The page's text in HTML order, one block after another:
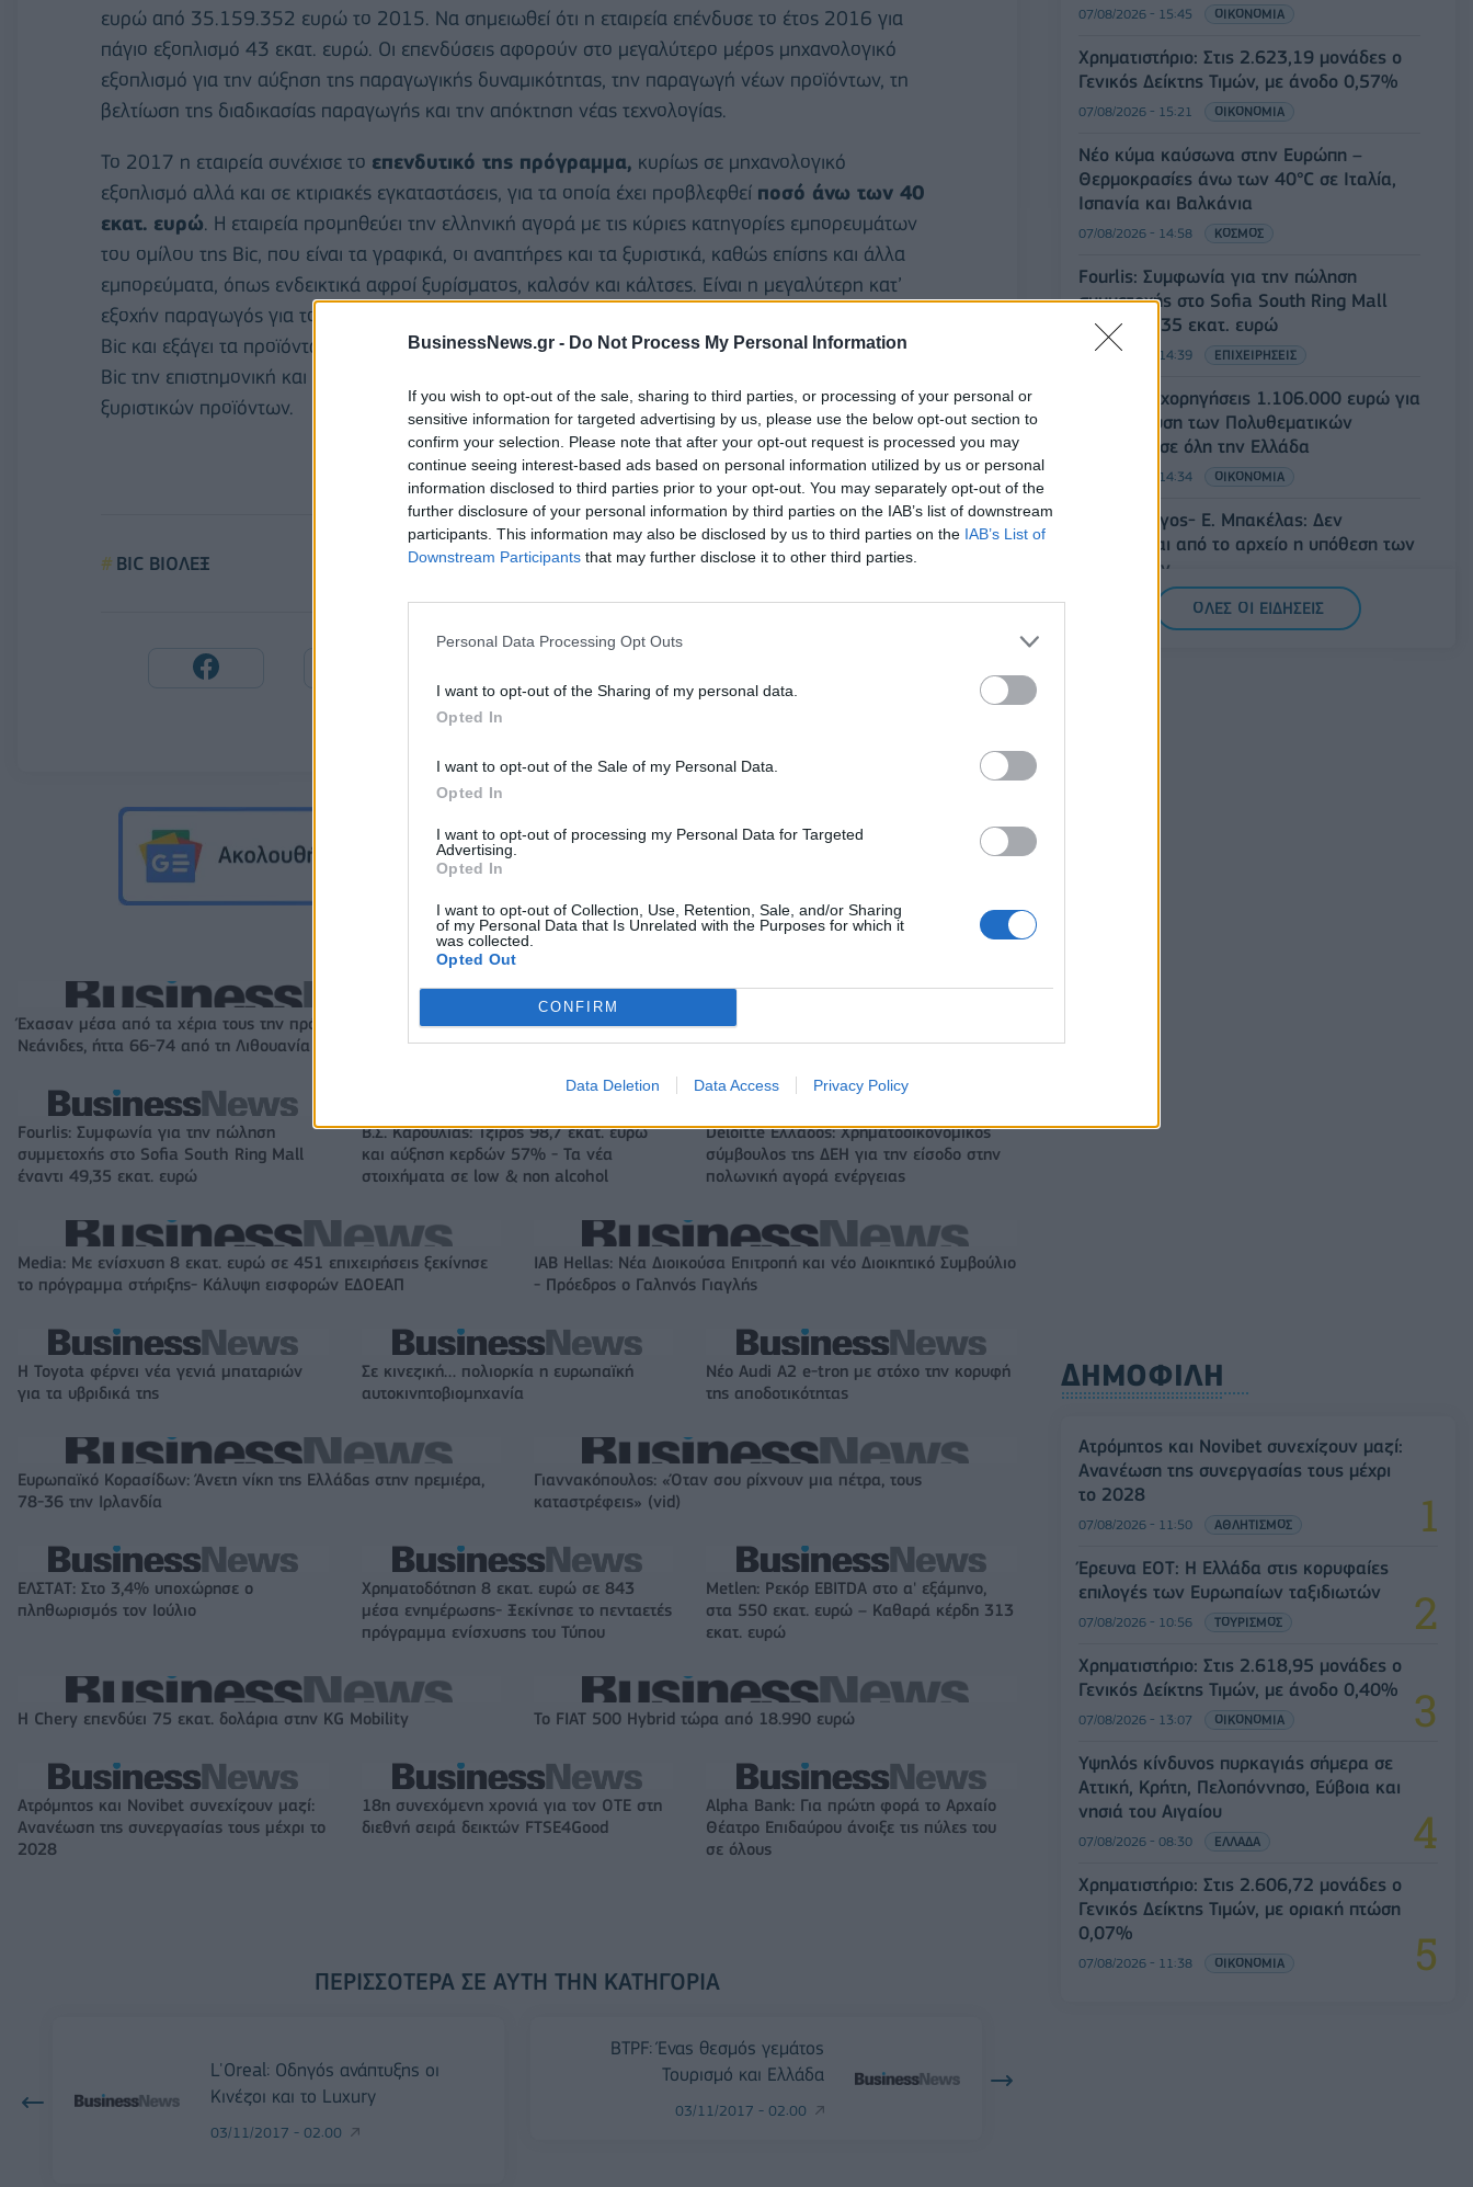
BusinessNews.gr - Do Not Process My Personal Information
If you wish to opt-out of the sale, sharing to third parties, or processing of your personal or
sensitive information for targeted advertising by us, please use the below opt-out section to
confirm your selection. Please note that after your opt-out request is processed you may
continue seeing interest-based ads based on personal information utilized by us or personal
information disclosed to third parties prior to your opt-out. You may separately opt-out of the
further disclosure of your personal information by third parties on the IAB’s list of downstream
participants. This information may also be disclosed by us to third parties on the IAB’s List of
Downstream Participants that may further disclose it to other third parties.
Personal Data Processing Opt Outs
I want to opt-out of the Sharing of my personal data.
Opted In
I want to opt-out of the Sale of my Personal Data.
Opted In
I want to opt-out of processing my Personal Data for Targeted
Advertising.
Opted In
I want to opt-out of Collection, Use, Retention, Sale, and/or Sharing
of my Personal Data that Is Unrelated with the Purposes for which it
was collected.
Opted Out
CONFIRM
Data Deletion Data Access Privacy Policy
ευρώ από 35.159.352 ευρώ το 2015. Να σημειωθεί ότι η εταιρεία επένδυσε το έτος 2016 για
πάγιο εξοπλισμό 43 εκατ. ευρώ. Οι επενδύσεις αφορούν στο μεγαλύτερο μέρος μηχανολογικό
εξοπλισμό για την αύξηση της παραγωγικής δυναμικότητας, την παραγωγή νέων προϊόντων, τη
βελτίωση της διαδικασίας παραγωγής και την απόκτηση νέας τεχνολογίας.
Το 2017 η εταιρεία συνέχισε το επενδυτικό της πρόγραμμα, κυρίως σε μηχανολογικό
εξοπλισμό αλλά και σε κτιριακές εγκαταστάσεις, για τα οποία έχει προβλεφθεί ποσό άνω των 40
εκατ. ευρώ. Η εταιρεία προμηθεύει την ελληνική αγορά με τις κύριες κατηγορίες εμπορευμάτων
του ομίλου της Bic, που είναι τα γραφικά, οι αναπτήρες και τα ξυριστικά, καθώς επίσης και άλλα
εμπορεύματα, όπως ενδεικτικά αφροί ξυρίσματος, καλσόν και κάλτσες. Είναι η μεγαλύτερη κατ’
εξοχήν παραγωγός για τον κλάδο των ξυριστικών (λεπίδες και συσκευές ξυρίσματος) του Ομίλου
Bic και εξάγει τα προϊόντα της από το εργοστάσιο των Αθηνών. Η εταιρεία διεξάγει για τον όμιλο
Bic την επιστημονική και τεχνολογική έρευνα καθώς και το σχεδιασμό και την ανάπτυξη των νέων
ξυριστικών προϊόντων.
BIC ΒΙΟΛΕΞ
Έχασαν μέσα από τα χέρια τους την πρόκριση στους «4» οι
Νεάνιδες, ήττα 66-74 από τη Λιθουανία στην παράταση
Ο Ένες Καντέρ θέλει να δηλώσει συμμετοχή στο ντραφτ του
WNBA!
Fourlis: Συμφωνία για την πώληση
συμμετοχής στο Sofia South Ring Mall
έναντι 49,35 εκατ. ευρώ
Β.Σ. Καρούλιας: Τζίρος 98,7 εκατ. ευρώ
και αύξηση κερδών 57% - Τα νέα
στοιχήματα σε low & non alcohol
Deloitte Ελλάδος: Χρηματοοικονομικός
σύμβουλος της ΔΕΗ για την είσοδο στην
πολωνική αγορά ενέργειας
Media: Με ενίσχυση 8 εκατ. ευρώ σε 451 επιχειρήσεις ξεκίνησε
το πρόγραμμα στήριξης- Κάλυψη εισφορών ΕΔΟΕΑΠ
IAB Hellas: Νέα Διοικούσα Επιτροπή και νέο Διοικητικό Συμβούλιο
- Πρόεδρος ο Γαληνός Γιαγλής
Η Toyota φέρνει νέα γενιά μπαταριών
για τα υβριδικά της
Σε κινεζική… πολιορκία η ευρωπαϊκή
αυτοκινητοβιομηχανία
Νέο Audi A2 e-tron με στόχο την κορυφή
της αποδοτικότητας
Ευρωπαϊκό Κορασίδων: Άνετη νίκη της Ελλάδας στην πρεμιέρα,
78-36 την Ιρλανδία
Γιαννακόπουλος: «Όταν σου ρίχνουν μια πέτρα, τους
καταστρέφεις» (vid)
ΕΛΣΤΑΤ: Στο 3,4% υποχώρησε ο
πληθωρισμός τον Ιούλιο
Χρηματοδότηση 8 εκατ. ευρώ σε 843
μέσα ενημέρωσης- Ξεκίνησε το πενταετές
πρόγραμμα ενίσχυσης του Τύπου
Metlen: Ρεκόρ EBITDA στο α' εξάμηνο,
στα 550 εκατ. ευρώ – Καθαρά κέρδη 313
εκατ. ευρώ
Η Chery επενδύει 75 εκατ. δολάρια στην KG Mobility Το FIAT 500 Hybrid τώρα από 18.990 ευρώ
Ατρόμητος και Novibet συνεχίζουν μαζί:
Ανανέωση της συνεργασίας τους μέχρι το
2028
18η συνεχόμενη χρονιά για τον ΟΤΕ στη
διεθνή σειρά δεικτών FTSE4Good
Alpha Bank: Για πρώτη φορά το Αρχαίο
Θέατρο Επιδαύρου άνοιξε τις πύλες του
σε όλους
ΠΕΡΙΣΣΌΤΕΡΑ ΣΕ ΑΥΤΉ ΤΗΝ ΚΑΤΗΓΟΡΊΑ
L'Oreal: Οδηγός ανάπτυξης οι
Κινέζοι και το Luxury
03/11/2017 - 02:00
BTPF: Ένας θεσμός γεμάτος
Τουρισμό και Ελλάδα
03/11/2017 - 02:00
07/08/2026 - 15:45 ΟΙΚΟΝΟΜΙΑ
Χρηματιστήριο: Στις 2.623,19 μονάδες ο
Γενικός Δείκτης Τιμών, με άνοδο 0,57%
07/08/2026 - 15:21 ΟΙΚΟΝΟΜΙΑ
Νέο κύμα καύσωνα στην Ευρώπη –
Θερμοκρασίες άνω των 40°C σε Ιταλία,
Ισπανία και Βαλκάνια
07/08/2026 - 14:58 ΚΟΣΜΟΣ
Fourlis: Συμφωνία για την πώληση
συμμετοχής στο Sofia South Ring Mall
έναντι 49,35 εκατ. ευρώ
07/08/2026 - 14:39 ΕΠΙΧΕΙΡΗΣΕΙΣ
ΥΠΠΟ: Επιχορηγήσεις 1.106.000 ευρώ για
την ενίσχυση των Πολυθεματικών
Φεστιβάλ σε όλη την Ελλάδα
07/08/2026 - 14:34 ΟΙΚΟΝΟΜΙΑ
Άρειος Πάγος- Ε. Μπακέλας: Δεν
ανασύρεται από το αρχείο η υπόθεση των
υποκλοπών
07/08/2026 - 14:11
ΟΛΕΣ ΟΙ ΕΙΔΗΣΕΙΣ
ΔΗΜΟΦΙΛΗ
Ατρόμητος και Novibet συνεχίζουν μαζί:
Ανανέωση της συνεργασίας τους μέχρι
το 2028
07/08/2026 - 11:50 ΑΘΛΗΤΙΣΜΟΣ
Έρευνα ΕΟΤ: Η Ελλάδα στις κορυφαίες
επιλογές των Ευρωπαίων ταξιδιωτών
07/08/2026 - 10:56 ΤΟΥΡΙΣΜΟΣ
Χρηματιστήριο: Στις 2.618,95 μονάδες ο
Γενικός Δείκτης Τιμών, με άνοδο 0,40%
07/08/2026 - 13:07 ΟΙΚΟΝΟΜΙΑ
Υψηλός κίνδυνος πυρκαγιάς σήμερα σε
Αττική, Κρήτη, Πελοπόννησο, Εύβοια και
νησιά του Αιγαίου
07/08/2026 - 08:30 ΕΛΛΑΔΑ
Χρηματιστήριο: Στις 2.606,72 μονάδες ο
Γενικός Δείκτης Τιμών, με οριακή πτώση
0,07%
07/08/2026 - 11:38 ΟΙΚΟΝΟΜΙΑ